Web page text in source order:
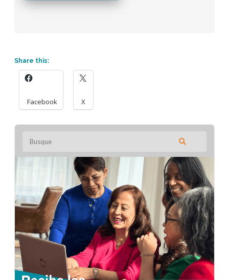
Share this:
Facebook X